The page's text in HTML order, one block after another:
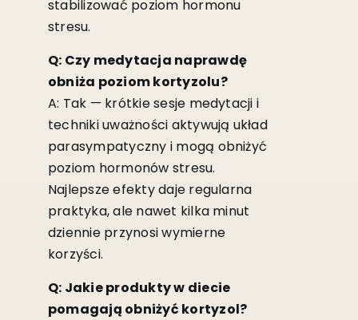
stabilizować poziom hormonu
stresu.
Q: Czy medytacja naprawdę
obniża poziom kortyzolu?
A: Tak — krótkie sesje medytacji i
techniki uważności aktywują układ
parasympatyczny i mogą obniżyć
poziom hormonów stresu.
Najlepsze efekty daje regularna
praktyka, ale nawet kilka minut
dziennie przynosi wymierne
korzyści.
Q: Jakie produkty w diecie
pomagają obniżyć kortyzol?